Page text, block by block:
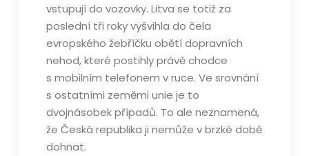
vstupují do vozovky. Litva se totiž za
poslední tři roky vyšvihla do čela
evropského žebříčku obětí dopravních
nehod, které postihly právě chodce
s mobilním telefonem v ruce. Ve srovnání
s ostatními zeměmi unie je to
dvojnásobek případů. To ale neznamená,
že Česká republika ji nemůže v brzké době
dohnat.